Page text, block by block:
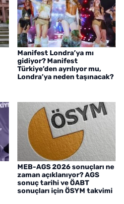
Manifest Londra’ya mı
gidiyor? Manifest
Türkiye’den ayrılıyor mu,
Londra’ya neden taşınacak?
MEB-AGS 2026 sonuçları ne
zaman açıklanıyor? AGS
sonuç tarihi ve ÖABT
sonuçları için ÖSYM takvimi